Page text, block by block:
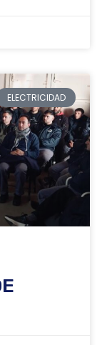
ELECTRICIDAD